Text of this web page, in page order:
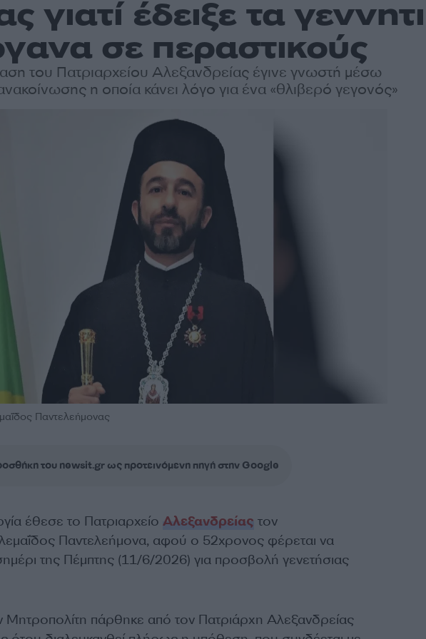
γιατί έδειξε τα
σε περαστικούς
του Πατριαρχείου Αλεξανδρείας έγινε γνωστή μέσω
η οποία κάνει λόγο για ένα «θλιβερό γεγονός»
Παντελεήμονας
του newsit.gr ως προτεινόμενη πηγή στην Google
έθεσε το Πατριαρχείο Αλεξανδρείας τον
Παντελεήμονα, αφού ο 52χρονος φέρεται να
της Πέμπτης (11/6/2026) για προσβολή γενετήσιας
Μητροπολίτη πάρθηκε από τον Πατριάρχη Αλεξανδρείας